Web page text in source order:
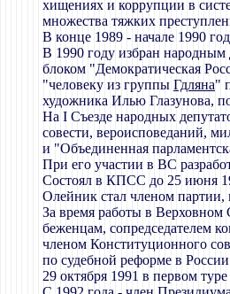
хищениях и коррупции в
множества тяжких
В конце 1989 - начале 1990
В 1990 году избран
блоком "Демократическая
"человеку из группы Гдляна"
художника Илью Глазунова,
На I Съезде народных
совести, вероисповеданий,
и "Объединенная
При его участии в ВС
Состоял в КПСС до 25 июня
Олейник стал членом партии,
За время работы в Верховном
беженцам, сопредседателем
членом Конституционного
по судебной реформе в
29 октября 1991 в первом